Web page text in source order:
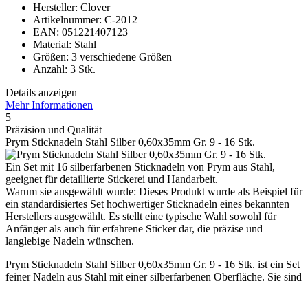
Hersteller: Clover
Artikelnummer: C-2012
EAN: 051221407123
Material: Stahl
Größen: 3 verschiedene Größen
Anzahl: 3 Stk.
Details anzeigen
Mehr Informationen
5
Präzision und Qualität
Prym Sticknadeln Stahl Silber 0,60x35mm Gr. 9 - 16 Stk.
Ein Set mit 16 silberfarbenen Sticknadeln von Prym aus Stahl,
geeignet für detaillierte Stickerei und Handarbeit.
Warum sie ausgewählt wurde: Dieses Produkt wurde als Beispiel für
ein standardisiertes Set hochwertiger Sticknadeln eines bekannten
Herstellers ausgewählt. Es stellt eine typische Wahl sowohl für
Anfänger als auch für erfahrene Sticker dar, die präzise und
langlebige Nadeln wünschen.
Prym Sticknadeln Stahl Silber 0,60x35mm Gr. 9 - 16 Stk. ist ein Set
feiner Nadeln aus Stahl mit einer silberfarbenen Oberfläche. Sie sind